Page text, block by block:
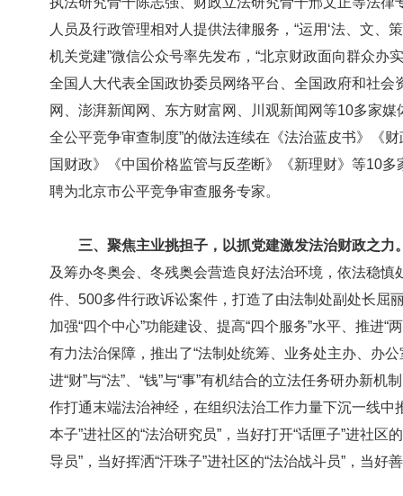
人员及行政管理相对人提供法律服务，“运用‘法、文、
机关党建”微信公众号率先发布，“北京财政面向群众办
全国人大代表全国政协委员网络平台、全国政府和社
网、澎湃新闻网、东方财富网、川观新闻网等10多家
全公平竞争审查制度”的做法连续在《法治蓝皮书》《
国财政》《中国价格监管与反垄断》《新理财》等10
聘为北京市公平竞争审查服务专家。
三、聚焦主业挑担子，以抓党建激发法治财政之力
及筹办冬奥会、冬残奥会营造良好法治环境，依法稳
件、500多件行政诉讼案件，打造了由法制处副处长屈
加强“四个中心”功能建设、提高“四个服务”水平、推进“
有力法治保障，推出了“法制处统筹、业务处主办、办
进“财”与“法”、“钱”与“事”有机结合的立法任务研办新
作打通末端法治神经，在组织法治工作力量下沉一线中
本子”进社区的“法治研究员”，当好打开“话匣子”进社区
导员”，当好挥洒“汗珠子”进社区的“法治战斗员”，当好